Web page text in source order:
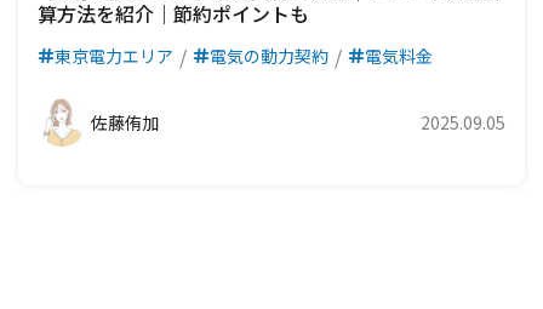
算方法を紹介｜節約ポイントも
東京電力エリア 電気の動力契約 電気料金
佐藤侑加 2025.09.05